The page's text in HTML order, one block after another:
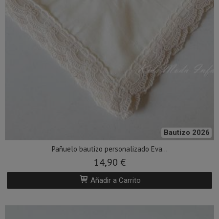
Bautizo 2026
Pañuelo bautizo personalizado Eva...
14,90 €
Añadir a Carrito